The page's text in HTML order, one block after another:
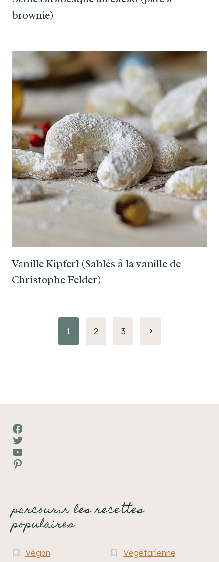
brownie)
Vanille Kipferl (Sablés à la vanille de
Christophe Felder)
Navigation
1 2 3
Page
Facebook
Twitter
YouTube
Pinterest
parcourir les recettes
populaires
Végan Végétarienne